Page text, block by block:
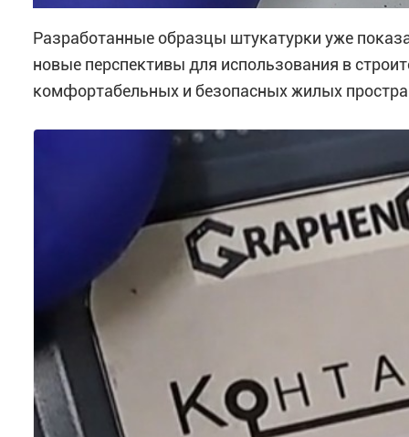
Разработанные образцы штукатурки уже
новые перспективы для использования в
комфортабельных и безопасных жилых